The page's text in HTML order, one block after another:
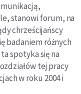
stanowi forum, na
chrześcijańscy
badaniem różnych
spotyka się na
tej pracy
w ro­ku 2004 i